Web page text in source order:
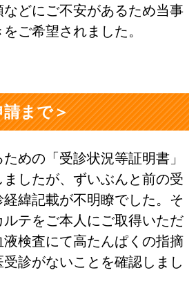
どにご不安があるため当事
ご希望されました。
まで＞
めの「受診状況等証明書」
したが、ずいぶんと前の受
緯記載が不明瞭でした。そ
テをご本人にご取得いただ
液検査にて高たんぱくの指摘
診がないことを確認しまし